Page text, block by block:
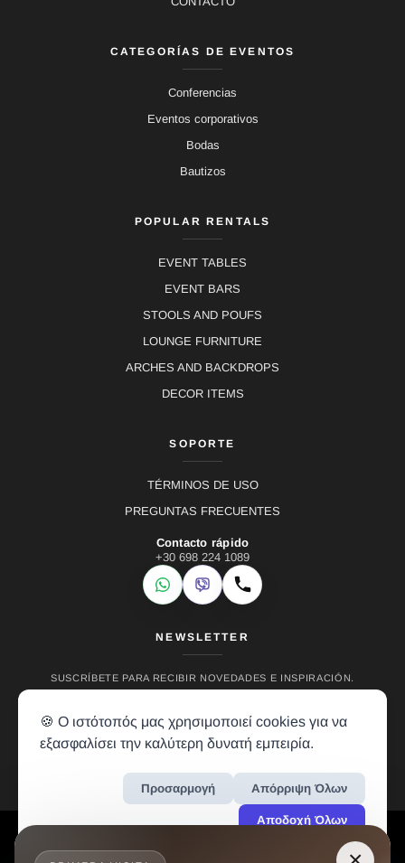
CATEGORÍAS DE EVENTOS
Conferencias
Eventos corporativos
Bodas
Bautizos
POPULAR RENTALS
EVENT TABLES
EVENT BARS
STOOLS AND POUFS
LOUNGE FURNITURE
ARCHES AND BACKDROPS
DECOR ITEMS
SOPORTE
TÉRMINOS DE USO
PREGUNTAS FRECUENTES
Contacto rápido
+30 698 224 1089
WhatsApp
Viber Llamar
NEWSLETTER
SUSCRÍBETE PARA RECIBIR NOVEDADES E INSPIRACIÓN.
🍪 Ο ιστότοπός μας χρησιμοποιεί cookies για να
εξασφαλίσει την καλύτερη δυνατή εμπειρία.
Προσαρμογή Απόρριψη Όλων
Αποδοχή Όλων